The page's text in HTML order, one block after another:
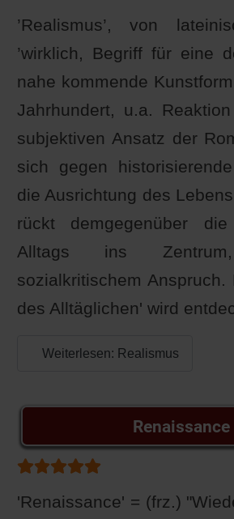
’Realismus’, von
’wirklich, Begriff für eine
nahe kommende
Jahrhundert, u.a.
subjektiven Ansatz der
sich gegen
die Ausrichtung des
rückt demgegenüber
Alltags ins
sozialkritischem Anspruch.
des Alltäglichen' wird
Weiterlesen: Realismus
Renaissance
Bewertung:
'Renaissance' = (frz.)